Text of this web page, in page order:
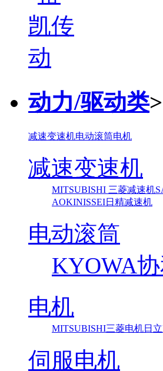
动力/驱动类>
减速变速机电动滚筒电机
减速变速机
MITSUBISHI 三菱减速机
AOKINISSEI日精减速机
电动滚筒
KYOWA
电机
MITSUBISHI三菱电机日
伺服电机